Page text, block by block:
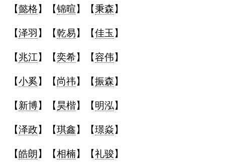
男孩名字打分
女孩名字打分
生
肖
起
【懿格】【锦暄】【秉森】
【泽羽 】【乾易】【佳玉 】
【兆江】【奕希】【容伟】
【小奚】【尚祎】【振森】
【新博】【昊楷】【明泓】
【泽政】【琪鑫】【璟焱】
【皓朗 】【相楠】【礼骏】